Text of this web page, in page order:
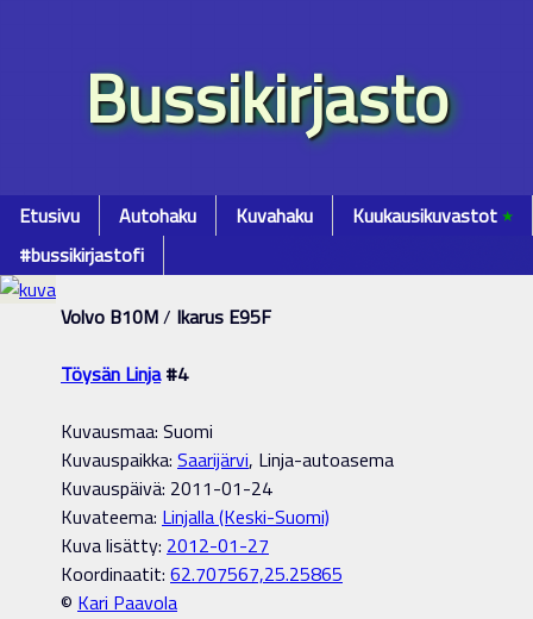
Bussikirjasto
Etusivu Autohaku Kuvahaku Kuukausikuvastot٭
#bussikirjastofi
Volvo B10M/ Ikarus E95F
Töysän Linja#4
Kuvausmaa: Suomi
Kuvauspaikka: Saarijärvi, Linja-autoasema
Kuvauspäivä: 2011-01-24
Kuvateema: Linjalla (Keski-Suomi)
Kuva lisätty: 2012-01-27
Koordinaatit: 62.707567,25.25865
© Kari Paavola